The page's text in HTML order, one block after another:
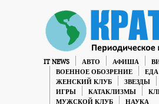
IT NEWS АВТО АФИША
ВОЕННОЕ ОБОЗРЕНИЕ
ЕДА
ЖЕНСКИЙ КЛУБ
ЗВЕЗДЫ
ИГРЫ
КАТАКЛИЗМЫ
МУЖСКОЙ КЛУБ
НАУКА